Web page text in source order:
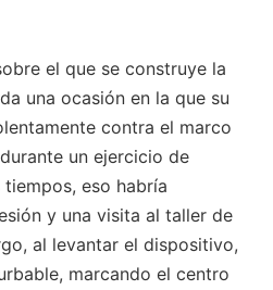
el que se construye la
una ocasión en la que su
contra el marco
un ejercicio de
eso habría
y una visita al taller de
al levantar el dispositivo,
marcando el centro